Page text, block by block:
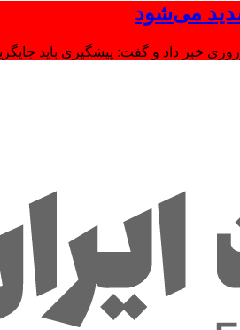
می‌شود
خبر داد و گفت: پیشگیری باید